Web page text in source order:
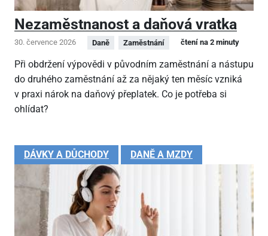
Nezaměstnanost a daňová vratka
30. července 2026 Daně Zaměstnání čtení na 2 minuty
Při obdržení výpovědi v původním zaměstnání a nástupu
do druhého zaměstnání až za nějaký ten měsíc vzniká
v praxi nárok na daňový přeplatek. Co je potřeba si
ohlídat?
DÁVKY A DŮCHODY DANĚ A MZDY